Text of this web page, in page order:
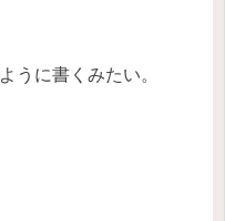
うに書くみたい。